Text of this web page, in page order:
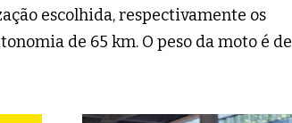
escolhida, respectivamente os
de 65 km. O peso da moto é de